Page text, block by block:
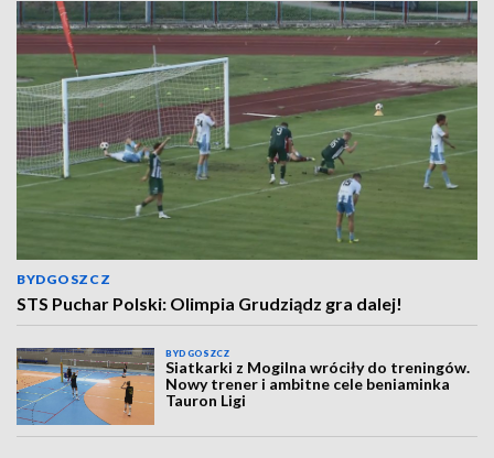
BYDGOSZCZ
STS Puchar Polski: Olimpia Grudziądz gra dalej!
BYDGOSZCZ
Siatkarki z Mogilna wróciły do treningów.
Nowy trener i ambitne cele beniaminka
Tauron Ligi